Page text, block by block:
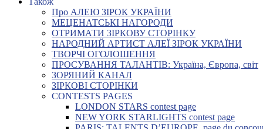
Про АЛЕЮ ЗІРОК УКРАЇНИ
МЕЦЕНАТСЬКІ НАГОРОДИ
ОТРИМАТИ ЗІРКОВУ СТОРІНКУ
НАРОДНИЙ АРТИСТ АЛЕЇ ЗІРОК УКРАЇНИ
ТВОРЧІ ОГОЛОШЕННЯ
ПРОСУВАННЯ ТАЛАНТІВ: Україна, Європа, світ
ЗОРЯНИЙ КАНАЛ
ЗІРКОВІ СТОРІНКИ
CONTESTS PAGES
LONDON STARS contest page
NEW YORK STARLIGHTS contest page